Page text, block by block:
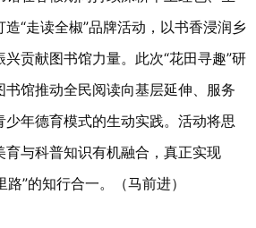
“走读全椒”品牌活动，以书香浸润乡
贡献图书馆力量。此次“花田寻趣”研
馆推动全民阅读向基层延伸、服务
少年德育模式的生动实践。活动将思
与科普知识有机融合，真正实现
路”的知行合一。（马前进）